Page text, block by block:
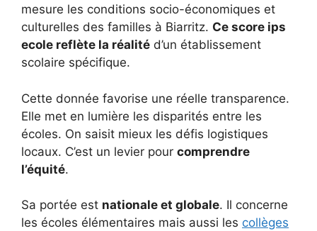
mesure les conditions socio-économiques et
culturelles des familles à Biarritz. Ce score ips
ecole reflète la réalité d’un établissement
scolaire spécifique.
Cette donnée favorise une réelle transparence.
Elle met en lumière les disparités entre les
écoles. On saisit mieux les défis logistiques
locaux. C’est un levier pour comprendre
l’équité.
Sa portée est nationale et globale. Il concerne
les écoles élémentaires mais aussi les collèges